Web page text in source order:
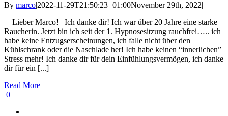
By marco|2022-11-29T21:50:23+01:00November 29th, 2022|
Lieber Marco! Ich danke dir! Ich war über 20 Jahre eine starke
Raucherin. Jetzt bin ich seit der 1. Hypnosesitzung rauchfrei….. ich
habe keine Entzugserscheinungen, ich falle nicht über den
Kühlschrank oder die Naschlade her! Ich habe keinen “innerlichen”
Stress mehr! Ich danke dir für dein Einfühlungsvermögen, ich danke
dir für ein [...]
Read More
0